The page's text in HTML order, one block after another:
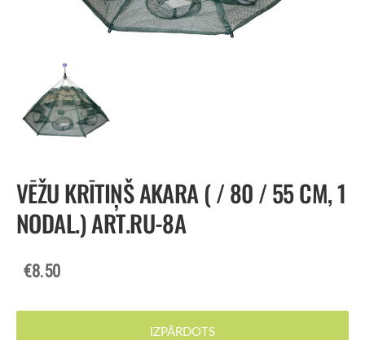
VĒŽU KRĪTIŅŠ AKARA ( / 80 / 55 CM, 1
NODAL.) ART.RU-8A
€8.50
IZPĀRDOTS